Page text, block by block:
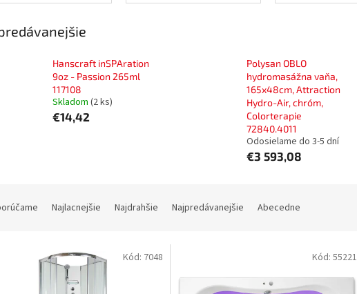
Hanscraft inSPAration
9oz - Passion 265ml
117108
Skladom (2 ks)
€14,42
Polysan OBLO
hydromasážna vaňa,
165x48cm, Attraction
Hydro-Air, chróm,
Colorterapie
72840.4011
Odosielame do 3-5 dní
€3 593,08
Najlacnejšie Najdrahšie Najpredávanejšie Abecedne
Kód: 7048 Kód: 55221